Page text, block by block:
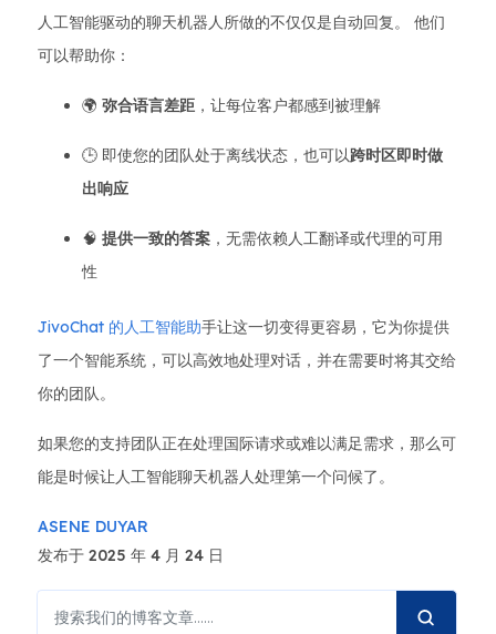
人工智能驱动的聊天机器人所做的不仅仅是自动回复。 他们
可以帮助你：
🌍 弥合语言差距 ，让每位客户都感到被理解
🕒 即使您的团队处于离线状态，也可以跨时区即时做
出响应
🧠 提供一致的答案 ，无需依赖人工翻译或代理的可用
性
JivoChat 的人工智能助手让这一切变得更容易，它为你提供
了一个智能系统，可以高效地处理对话，并在需要时将其交给
你的团队。
如果您的支持团队正在处理国际请求或难以满足需求，那么可
能是时候让人工智能聊天机器人处理第一个问候了。
ASENE DUYAR
发布于 2025 年 4 月 24 日